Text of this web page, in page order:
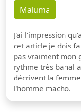
Maluma
J'ai l'impression
cet article je dois
pas vraiment mon
rythme très banal
décrivent la
l'homme macho.